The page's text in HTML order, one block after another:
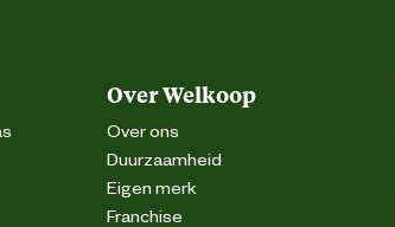
Over Welkoop
Over ons
Duurzaamheid
Eigen merk
Franchise